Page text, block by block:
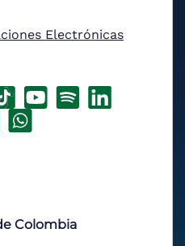
Electrónicas
Colombia